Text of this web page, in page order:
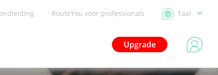
RouteYou voor professionals Taal
Upgrade